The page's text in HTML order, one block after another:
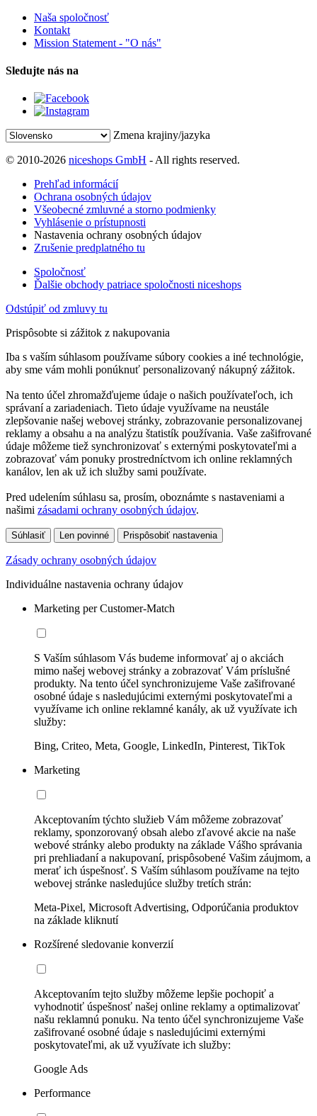
Naša spoločnosť
Kontakt
Mission Statement - "O nás"
Sledujte nás na
Zmena krajiny/jazyka
© 2010-2026 niceshops GmbH - All rights reserved.
Prehľad informácií
Ochrana osobných údajov
Všeobecné zmluvné a storno podmienky
Vyhlásenie o prístupnosti
Nastavenia ochrany osobných údajov
Zrušenie predplatného tu
Spoločnosť
Ďalšie obchody patriace spoločnosti niceshops
Odstúpiť od zmluvy tu
Prispôsobte si zážitok z nakupovania
Iba s vaším súhlasom používame súbory cookies a iné technológie,
aby sme vám mohli ponúknuť personalizovaný nákupný zážitok.
Na tento účel zhromažďujeme údaje o našich používateľoch, ich
správaní a zariadeniach. Tieto údaje využívame na neustále
zlepšovanie našej webovej stránky, zobrazovanie personalizovanej
reklamy a obsahu a na analýzu štatistík používania. Vaše zašifrované
údaje môžeme tiež synchronizovať s externými poskytovateľmi a
zobrazovať vám ponuky prostredníctvom ich online reklamných
kanálov, len ak už ich služby sami používate.
Pred udelením súhlasu sa, prosím, oboznámte s nastaveniami a
našimi zásadami ochrany osobných údajov.
Súhlasiť Len povinné Prispôsobiť nastavenia
Zásady ochrany osobných údajov
Individuálne nastavenia ochrany údajov
Marketing per Customer-Match
S Vaším súhlasom Vás budeme informovať aj o akciách
mimo našej webovej stránky a zobrazovať Vám príslušné
produkty. Na tento účel synchronizujeme Vaše zašifrované
osobné údaje s nasledujúcimi externými poskytovateľmi a
využívame ich online reklamné kanály, ak už využívate ich
služby:
Bing, Criteo, Meta, Google, LinkedIn, Pinterest, TikTok
Marketing
Akceptovaním týchto služieb Vám môžeme zobrazovať
reklamy, sponzorovaný obsah alebo zľavové akcie na naše
webové stránky alebo produkty na základe Vášho správania
pri prehliadaní a nakupovaní, prispôsobené Vašim záujmom, a
merať ich úspešnosť. S Vaším súhlasom používame na tejto
webovej stránke nasledujúce služby tretích strán:
Meta-Pixel, Microsoft Advertising, Odporúčania produktov
na základe kliknutí
Rozšírené sledovanie konverzií
Akceptovaním tejto služby môžeme lepšie pochopiť a
vyhodnotiť úspešnosť našej online reklamy a optimalizovať
našu reklamnú ponuku. Na tento účel synchronizujeme Vaše
zašifrované osobné údaje s nasledujúcimi externými
poskytovateľmi, ak už využívate ich služby:
Google Ads
Performance